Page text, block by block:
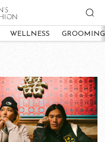
WELLNESS GROOMING